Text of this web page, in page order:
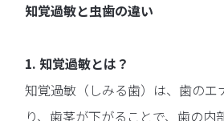
知覚過敏と虫歯の違い
1. 知覚過敏とは？
知覚過敏（しみる歯）は、歯のエ
り、歯茎が下がることで、歯の内